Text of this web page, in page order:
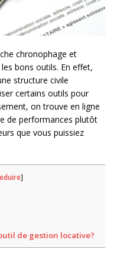
chronophage et
bons outils. En effet,
structure civile
certains outils pour
on trouve en ligne
de performances plutôt
que vous puissiez
]
de gestion locative?